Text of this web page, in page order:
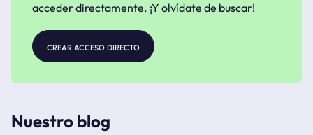
acceder directamente. ¡Y olvídate de buscar!
crear acceso directo
Nuestro blog